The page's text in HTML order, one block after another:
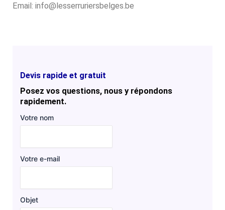
Email: info@lesserruriersbelges.be
Devis rapide et gratuit
Posez vos questions, nous y répondons
rapidement.
Votre nom
Votre e-mail
Objet